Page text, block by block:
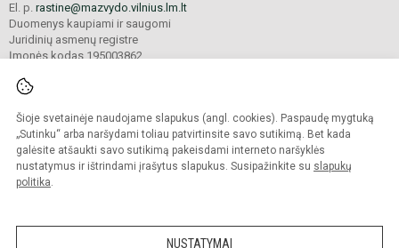
Šioje svetainėje naudojame slapukus (angl. cookies). Paspaudę mygtuką
„Sutinku“ arba naršydami toliau patvirtinsite savo sutikimą. Bet kada
galėsite atšaukti savo sutikimą pakeisdami interneto naršyklės
nustatymus ir ištrindami įrašytus slapukus. Susipažinkite su slapukų
politika.
NUSTATYMAI
El. p. rastine@mazvydo.vilnius.lm.lt
Duomenys kaupiami ir saugomi
Juridinių asmenų registre
Įmonės kodas 195003862
© 2022. Vilniaus Martyno Mažvydo progimnazija. Visos teisės saugomos.
Kopijuoti turinį be raštiško įstaigos administracijos sutikimo griežtai draudžiama.
Prieinamumo paraiška Slapukų valdymas
Sumanus būdas atnaujinti